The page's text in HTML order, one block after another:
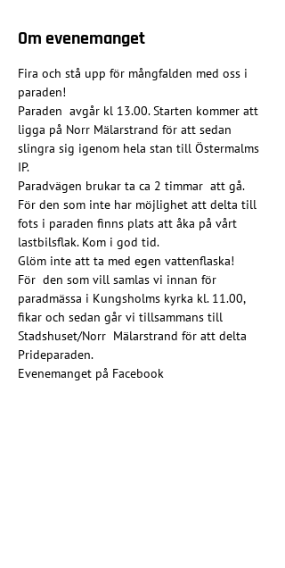
Om evenemanget
Fira och stå upp för mångfalden med oss i
paraden!
Paraden  avgår kl 13.00. Starten kommer att
ligga på Norr Mälarstrand för att sedan
slingra sig igenom hela stan till Östermalms
IP.
Paradvägen brukar ta ca 2 timmar  att gå.
För den som inte har möjlighet att delta till
fots i paraden finns plats att åka på vårt
lastbilsflak. Kom i god tid.
Glöm inte att ta med egen vattenflaska!
För  den som vill samlas vi innan för
paradmässa i Kungsholms kyrka kl. 11.00,
fikar och sedan går vi tillsammans till
Stadshuset/Norr  Mälarstrand för att delta
Prideparaden.
Evenemanget på Facebook